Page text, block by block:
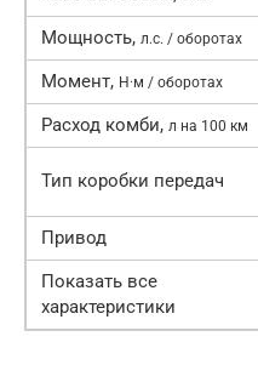
Мощность, л.с. / оборотах
Момент, Н·м / оборотах
Расход комби, л на 100 км
Тип коробки передач
Привод
Показать все
характеристики